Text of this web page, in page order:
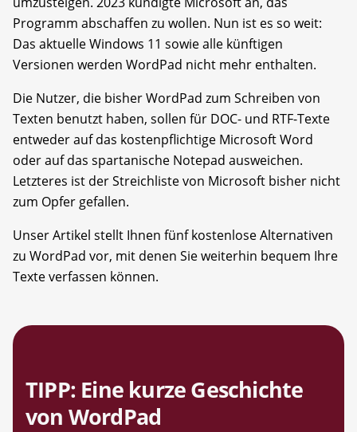
Programm abschaffen zu wollen. Nun ist es so weit:
Das aktuelle Windows 11 sowie alle künftigen
Versionen werden WordPad nicht mehr enthalten.
Die Nutzer, die bisher WordPad zum Schreiben von
Texten benutzt haben, sollen für DOC- und RTF-Texte
entweder auf das kostenpflichtige Microsoft Word
oder auf das spartanische Notepad ausweichen.
Letzteres ist der Streichliste von Microsoft bisher nicht
zum Opfer gefallen.
Unser Artikel stellt Ihnen fünf kostenlose Alternativen
zu WordPad vor, mit denen Sie weiterhin bequem Ihre
Texte verfassen können.
TIPP: Eine kurze Geschichte
von WordPad